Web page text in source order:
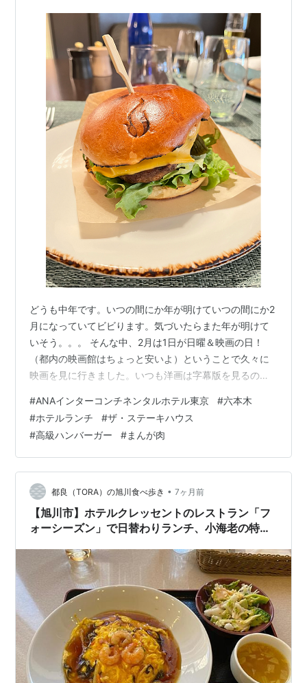
どうも中年です。いつの間にか年が明けていつの間にか2
月になっていてビビります。気づいたらまた年が明けて
いそう。。。 そんな中、2月は1日が日曜＆映画の日！
（都内の映画館はちょっと安いよ）ということで久々に
映画を見に行きました。いつも洋画は字幕版を見るので
や六本木は混んでいるのであまり行かないのですが、
久々のお出かけです。映画が午前の回だったので外出つ
いでにお昼をちょっと奮発しようと、ANAインターコン
チネンタルホテル東京 に入っている ザ・ステーキハウス
でランチしてみました。 ザ・ステーキハウス ロビー階の
1つ上のフロアです（画像クリックで…
#ANAインターコンチネンタルホテル東京 #六本木
#ホテルランチ #ザ・ステーキハウス
#高級ハンバーガー #まんが肉
都良（TORA）の旭川食べ歩き • 7ヶ月前
【旭川市】ホテルクレッセントのレストラン「フ
ォーシーズン」で日替わりランチ、小海老の特製